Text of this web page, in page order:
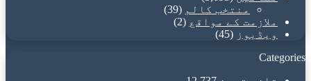
منتخب کالم (39)
ملازمت کے مواقع (2)
ویڈیوز (45)
Categories